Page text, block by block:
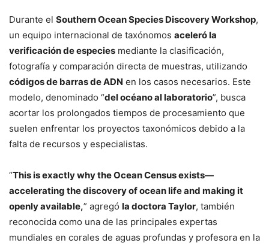
Durante el Southern Ocean Species Discovery Workshop,
un equipo internacional de taxónomos aceleró la
verificación de especies mediante la clasificación,
fotografía y comparación directa de muestras, utilizando
códigos de barras de ADN en los casos necesarios. Este
modelo, denominado “del océano al laboratorio”, busca
acortar los prolongados tiempos de procesamiento que
suelen enfrentar los proyectos taxonómicos debido a la
falta de recursos y especialistas.
“This is exactly why the Ocean Census exists—
accelerating the discovery of ocean life and making it
openly available,” agregó la doctora Taylor, también
reconocida como una de las principales expertas
mundiales en corales de aguas profundas y profesora en la